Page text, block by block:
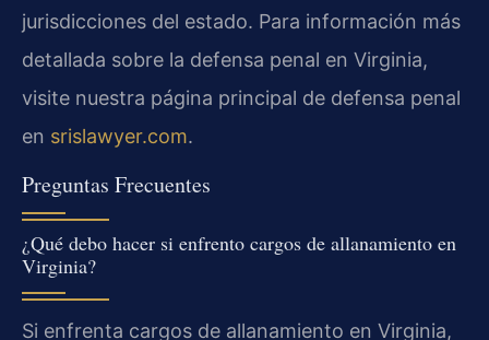
jurisdicciones del estado. Para información más
detallada sobre la defensa penal en Virginia,
visite nuestra página principal de defensa penal
en srislawyer.com.
Preguntas Frecuentes
¿Qué debo hacer si enfrento cargos de allanamiento en
Virginia?
Si enfrenta cargos de allanamiento en Virginia,